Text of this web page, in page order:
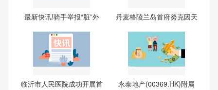
最新快讯!骑手举报“脏”外
丹麦格陵兰岛首府努克因天
临沂市人民医院成功开展首
永泰地产(00369.HK)附属